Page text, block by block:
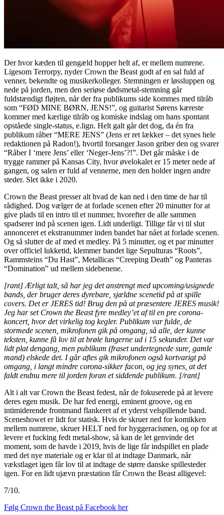
Der hvor kæden til gengæld hopper helt af, er mellem numrene.
Ligesom Terrorpy, nyder Crown the Beast godt af en sal fuld af
venner, bekendte og musikerkolleger. Stemningen er løssluppen og
nede på jorden, men den seriøse dødsmetal-stemning går
fuldstændigt fløjten, når der fra publikums side kommes med tilråb
som “FØD MINE BØRN, JENS!”, og guitarist Sørens kæreste
kommer med kærlige tilråb og komiske indslag om hans spontant
opståede single-status, e.lign. Helt galt går det dog, da én fra
publikum råber “MERE JENS” (Jens er ret lækker – det synes hele
redaktionen på Radon!), hvortil forsanger Jason griber den og svarer
“Råber I ‘mere Jens’ eller ‘Neger-Jens’?!”. Det går måske i de
trygge rammer på Kansas City, hvor øvelokalet er 15 meter nede af
gangen, og salen er fuld af vennerne, men den holder ingen andre
steder. Slet ikke i 2020.
Crown the Beast presser alt hvad de kan ned i den time de har til
rådighed. Dog vælger de at forlade scenen efter 20 minutter for at
give plads til en intro til et nummer, hvorefter de alle sammen
spadserer ind på scenen igen. Lidt underligt. Tillige får vi til slut
annonceret et ekstranummer inden bandet har nået at forlade scenen.
Og så slutter de af med et medley. På 5 minutter, og et par minutter
over officiel lukketid, klemmer bandet lige Sepulturas “Roots”,
Rammsteins “Du Hast”, Metallicas “Creeping Death” og Panteras
“Domination” ud mellem sidebenene.
[rant] Ærligt talt, så har jeg det anstrengt med upcoming/usignede
bands, der bruger deres dyrebare, sjældne scenetid på at spille
covers. Det er JERES tid! Brug den på at præsentere JERES musik!
Jeg har set Crown the Beast fyre medley’et af til en pre corona-
koncert, hvor det virkelig tog kegler. Publikum var fulde, de
stormede scenen, mikrofonen gik på omgang, så alle, der kunne
teksten, kunne få lov til at brøle lungerne ud i 15 sekunder. Det var
lidt plat dengang, men publikum (fraset undertegnede sure, gamle
mand) elskede det. I går aftes gik mikrofonen også kortvarigt på
omgang, i langt mindre corona-sikker facon, og jeg synes, at det
faldt endnu mere til jorden foran et siddende publikum. [/rant]
Alt i alt var Crown the Beast fedest, når de fokuserede på at levere
deres egen musik. De har fed energi, eminent groove, og en
intimiderende frontmand flankeret af et yderst velspillende band.
Sceneshowet er lidt for statisk. Hvis de skruer ned for komikken
mellem numrene, skruer HELT ned for hyggeracismen, og op for at
levere et fucking fedt metal-show, så kan de let genvinde det
moment, som de havde i 2019, hvis de lige får indspillet en plade
med det nye materiale og er klar til at indtage Danmark, når
vækstlaget igen får lov til at indtage de større danske spillesteder
igen. For en lidt ujævn præstation får Crown the Beast alligevel:
7/10.
Følg Crown the Beast på Facebook her